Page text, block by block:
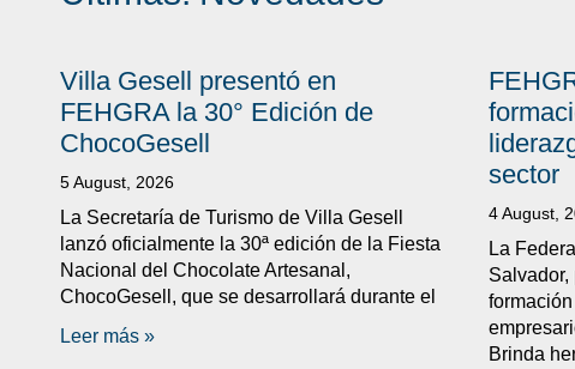
Villa Gesell presentó en
FEHGRA la 30° Edición de
ChocoGesell
5 August, 2026
La Secretaría de Turismo de Villa Gesell
lanzó oficialmente la 30ª edición de la Fiesta
Nacional del Chocolate Artesanal,
ChocoGesell, que se desarrollará durante el
Leer más »
sector
4 August,
La
Salvador,
Brinda